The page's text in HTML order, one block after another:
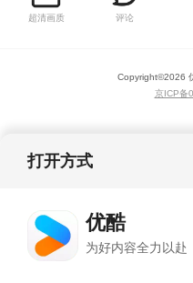
超清画质 评论
Copyright©2026
京ICP备
打开方式
优酷
为好内容全力以赴